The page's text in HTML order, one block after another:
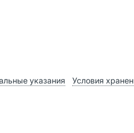
указания Условия